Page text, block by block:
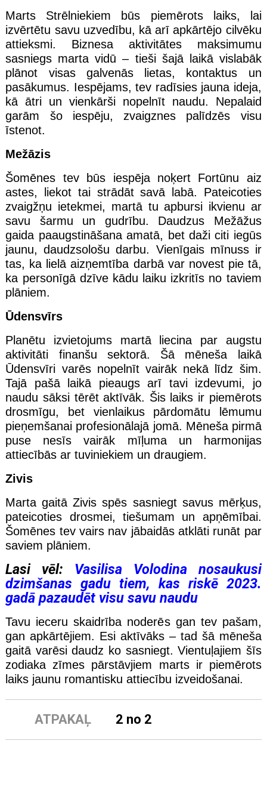
Marts Strēlniekiem būs piemērots laiks, lai
izvērtētu savu uzvedību, kā arī apkārtējo cilvēku
attieksmi. Biznesa aktivitātes maksimumu
sasniegs marta vidū – tieši šajā laikā vislabāk
plānot visas galvenās lietas, kontaktus un
pasākumus. Iespējams, tev radīsies jauna ideja,
kā ātri un vienkārši nopelnīt naudu. Nepalaid
garām šo iespēju, zvaigznes palīdzēs visu
īstenot.
Mežāzis
Šomēnes tev būs iespēja noķert Fortūnu aiz
astes, liekot tai strādāt savā labā. Pateicoties
zvaigžņu ietekmei, martā tu apbursi ikvienu ar
savu šarmu un gudrību. Daudzus Mežāžus
gaida paaugstināšana amatā, bet daži citi iegūs
jaunu, daudzsološu darbu. Vienīgais mīnuss ir
tas, ka lielā aizņemtība darbā var novest pie tā,
ka personīgā dzīve kādu laiku izkritīs no taviem
plāniem.
Ūdensvīrs
Planētu izvietojums martā liecina par augstu
aktivitāti finanšu sektorā. Šā mēneša laikā
Ūdensvīri varēs nopelnīt vairāk nekā līdz šim.
Tajā pašā laikā pieaugs arī tavi izdevumi, jo
naudu sāksi tērēt aktīvāk. Šis laiks ir piemērots
drosmīgu, bet vienlaikus pārdomātu lēmumu
pieņemšanai profesionālajā jomā. Mēneša pirmā
puse nesīs vairāk mīļuma un harmonijas
attiecībās ar tuviniekiem un draugiem.
Zivis
Marta gaitā Zivis spēs sasniegt savus mērķus,
pateicoties drosmei, tiešumam un apņēmībai.
Šomēnes tev vairs nav jābaidās atklāti runāt par
saviem plāniem.
Lasi vēl: Vasilisa Volodina nosaukusi
dzimšanas gadu tiem, kas riskē 2023.
gadā pazaudēt visu savu naudu
Tavu ieceru skaidrība noderēs gan tev pašam,
gan apkārtējiem. Esi aktīvāks – tad šā mēneša
gaitā varēsi daudz ko sasniegt. Vientuļajiem šīs
zodiaka zīmes pārstāvjiem marts ir piemērots
laiks jaunu romantisku attiecību izveidošanai.
ATPAKAĻ 2 no 2